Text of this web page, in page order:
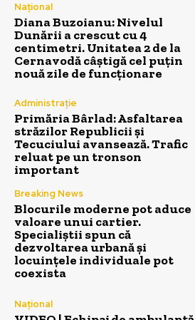
Național
Diana Buzoianu: Nivelul
Dunării a crescut cu 4
centimetri. Unitatea 2 de la
Cernavodă câștigă cel puțin
nouă zile de funcționare
Administrație
Primăria Bârlad: Asfaltarea
străzilor Republicii și
Tecuciului avansează. Trafic
reluat pe un tronson
important
Breaking News
Blocurile moderne pot aduce
valoare unui cartier.
Specialiștii spun că
dezvoltarea urbană și
locuințele individuale pot
coexista
Național